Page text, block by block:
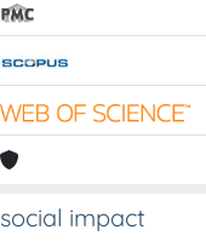
social impact